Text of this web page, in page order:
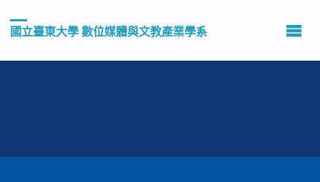
國立臺東大學 數位媒體與文教產業學系